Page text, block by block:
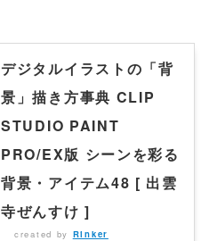
デジタルイラストの「背
景」描き方事典 CLIP
STUDIO PAINT
PRO/EX版 シーンを彩る
背景・アイテム48 [ 出雲
寺ぜんすけ ]
created by Rinker